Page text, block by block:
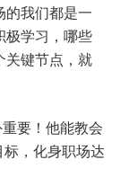
的我们都是一
极学习，哪些
关键节点，就
要！他能教会
，化身职场达